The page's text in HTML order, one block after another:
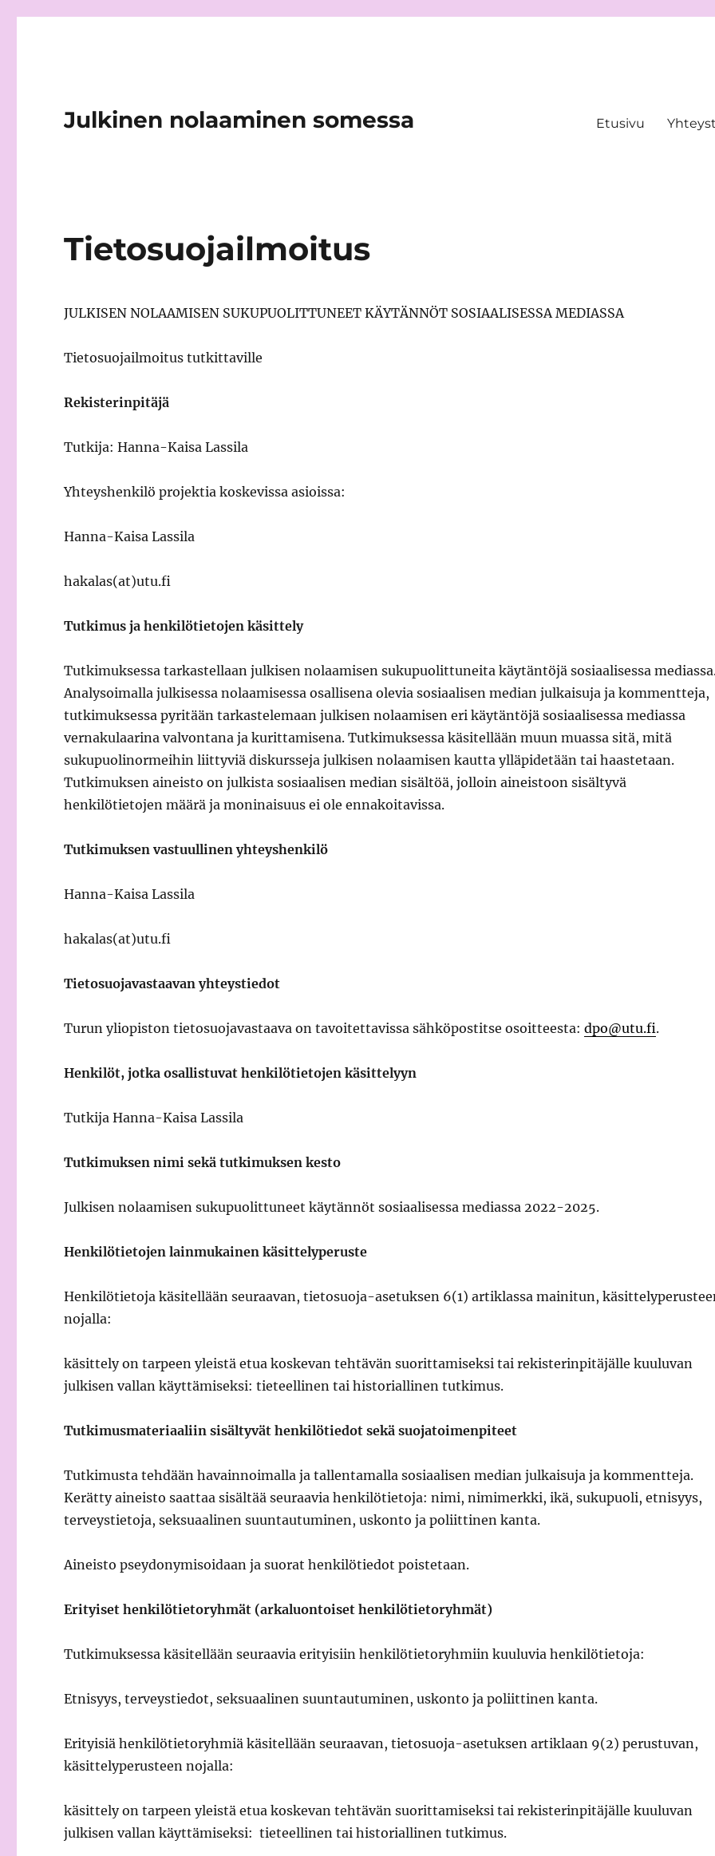
Julkinen nolaaminen somessa Etusivu
Tietosuojailmoitus
JULKISEN NOLAAMISEN SUKUPUOLITTUNEET KÄYTÄNNÖT SOSIAALISESSA MEDIASSA
Tietosuojailmoitus tutkittaville
Rekisterinpitäjä
Tutkija: Hanna-Kaisa Lassila
Yhteyshenkilö projektia koskevissa asioissa:
Hanna-Kaisa Lassila
hakalas(at)utu.fi
Tutkimus ja henkilötietojen käsittely
Tutkimuksessa tarkastellaan julkisen nolaamisen sukupuolittuneita käytäntöjä sosiaalisessa
Analysoimalla julkisessa nolaamisessa osallisena olevia sosiaalisen median julkaisuja ja kommentteja,
tutkimuksessa pyritään tarkastelemaan julkisen nolaamisen eri käytäntöjä sosiaalisessa mediassa
vernakulaarina valvontana ja kurittamisena. Tutkimuksessa käsitellään muun muassa sitä, mitä
sukupuolinormeihin liittyviä diskursseja julkisen nolaamisen kautta ylläpidetään tai haastetaan.
Tutkimuksen aineisto on julkista sosiaalisen median sisältöä, jolloin aineistoon sisältyvä
henkilötietojen määrä ja moninaisuus ei ole ennakoitavissa.
Tutkimuksen vastuullinen yhteyshenkilö
Hanna-Kaisa Lassila
hakalas(at)utu.fi
Tietosuojavastaavan yhteystiedot
Turun yliopiston tietosuojavastaava on tavoitettavissa sähköpostitse osoitteesta:dpo@utu.fi.
Henkilöt, jotka osallistuvat henkilötietojen käsittelyyn
Tutkija Hanna-Kaisa Lassila
Tutkimuksen nimi sekä tutkimuksen kesto
Julkisen nolaamisen sukupuolittuneet käytännöt sosiaalisessa mediassa 2022-2025.
Henkilötietojen lainmukainen käsittelyperuste
Henkilötietoja käsitellään seuraavan, tietosuoja-asetuksen 6(1) artiklassa mainitun,
nojalla:
käsittely on tarpeen yleistä etua koskevan tehtävän suorittamiseksi tai rekisterinpitäjälle kuuluvan
julkisen vallan käyttämiseksi: tieteellinen tai historiallinen tutkimus.
Tutkimusmateriaaliin sisältyvät henkilötiedot sekä suojatoimenpiteet
Tutkimusta tehdään havainnoimalla ja tallentamalla sosiaalisen median julkaisuja ja kommentteja.
Kerätty aineisto saattaa sisältää seuraavia henkilötietoja: nimi, nimimerkki, ikä, sukupuoli, etnisyys,
terveystietoja, seksuaalinen suuntautuminen, uskonto ja poliittinen kanta.
Aineisto pseydonymisoidaan ja suorat henkilötiedot poistetaan.
Erityiset henkilötietoryhmät (arkaluontoiset henkilötietoryhmät)
Tutkimuksessa käsitellään seuraavia erityisiin henkilötietoryhmiin kuuluvia henkilötietoja:
Etnisyys, terveystiedot, seksuaalinen suuntautuminen, uskonto ja poliittinen kanta.
Erityisiä henkilötietoryhmiä käsitellään seuraavan, tietosuoja-asetuksen artiklaan 9(2) perustuvan,
käsittelyperusteen nojalla:
käsittely on tarpeen yleistä etua koskevan tehtävän suorittamiseksi tai rekisterinpitäjälle kuuluvan
julkisen vallan käyttämiseksi: tieteellinen tai historiallinen tutkimus.